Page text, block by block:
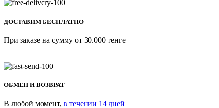
ДОСТАВИМ БЕСПЛАТНО
При заказе на сумму от 30.000 тенге
ОБМЕН И ВОЗВРАТ
В любой момент, в течении 14 дней